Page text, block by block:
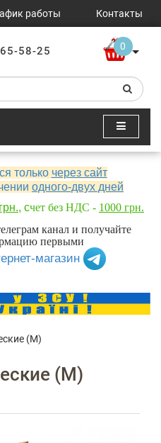
работы Контакты
58-25 0
только через сайт
одного-двух дней
, счет без НДС - 1000 грн.
канал и получайте
первыми
магазин
(М)
(М)